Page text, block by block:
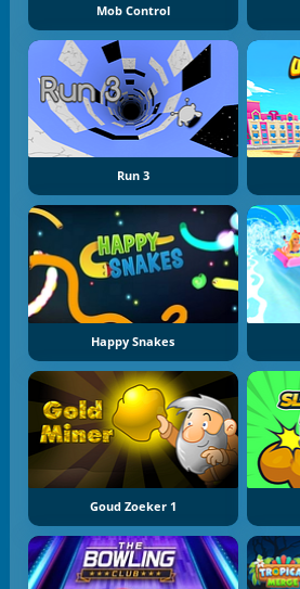
Mob Control
Run 3
Happy Snakes
Goud Zoeker 1